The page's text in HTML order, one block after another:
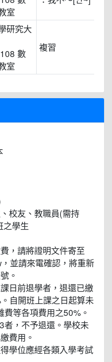
室
研究大
數
室
複習
校友、教職員(需持
之學生
，請將證明文件寄至
並請來電確認，將重新
。
日前退學者，退還已繳
自開班上課之日起算未
等各項費用之50%。
者，不予退還。學校未
費用。
學位應經各類入學考試